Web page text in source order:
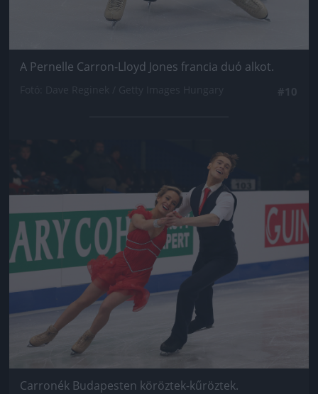
A Pernelle Carron-Lloyd Jones francia duó alkot.
Carronék Budapesten köröztek-kűröztek.